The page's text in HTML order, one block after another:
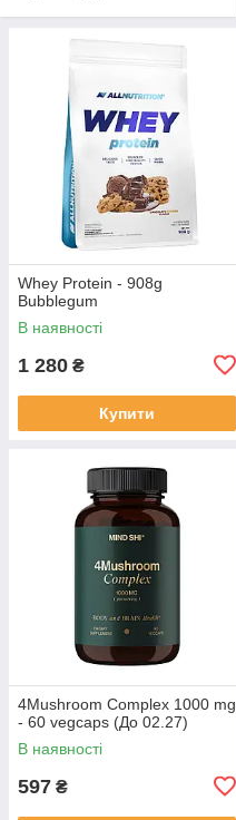
Whey Protein - 908g
Bubblegum
В наявності
1 280 ₴
Купити
4Mushroom Complex 1000 mg
- 60 vegcaps (До 02.27)
В наявності
597 ₴